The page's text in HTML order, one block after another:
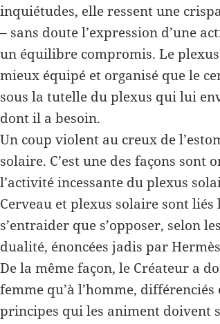
inquiétudes, elle ressent une
– sans doute l’expression d’une
un équilibre compromis. Le
mieux équipé et organisé que le
sous la tutelle du plexus qui lui
dont il a besoin.
Un coup violent au creux de
solaire. C’est une des façons sont
l’activité incessante du plexus
Cerveau et plexus solaire sont liés
s’entraider que s’opposer, selon
dualité, énoncées jadis par
De la même façon, le Créateur a
femme qu’à l’homme,
principes qui les animent doivent